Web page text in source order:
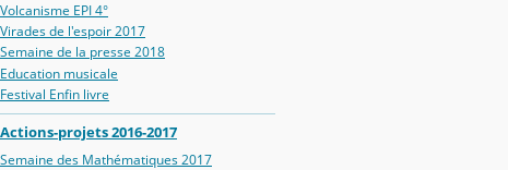
Volcanisme EPI 4°
Virades de l'espoir 2017
Semaine de la presse 2018
Education musicale
Festival Enfin livre
Actions-projets 2016-2017
Semaine des Mathématiques 2017